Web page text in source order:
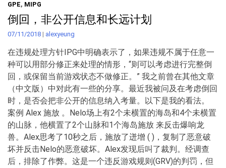
GPE, MIPG
倒回，非公开信息和长远计划
07/11/2018 | alexyeung
在违规处理方针IPG中明确表示了，如果违规不属于任意一
种可以用部分修正来处理的情形，“则可以考虑进行完整倒
回，或保留当前游戏状态不做修正。” 我之前曾在其他文章
（中文版）中对此有一些的分享。最近我被问及在考虑倒回
时，是否会把非公开的信息纳入考量。以下是我的看法。
案例 Alex 施放 。Nelo场上有2个未横置的海岛和4个未横置
的山脉，他横置了2个山脉和1个海岛施放 来反击爆响龙
兽。Alex思考了10秒之后，施放了迸增 ( )，复制了恶意破
坏并反击Nelo的恶意破坏。Alex发现后叫了裁判。经调查
后，排除了作弊。这是一个违反游戏规则(GRV)的判罚，但